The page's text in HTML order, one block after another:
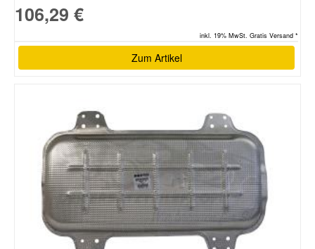
106,29 €
inkl. 19% MwSt. Gratis Versand *
Zum Artikel